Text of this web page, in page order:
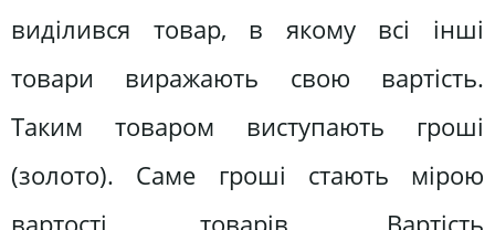
виділився товар, в якому всі інші
товари виражають свою вартість.
Таким товаром виступають гроші
(золото). Саме гроші стають мірою